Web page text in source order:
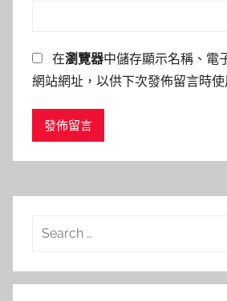
在瀏覽器中儲存顯示名稱、電
網站網址，以供下次發佈留言時使
Search